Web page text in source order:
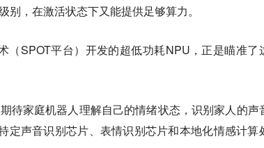
，在激活状态下又能提供足够算力。
（SPOT平台）开发的超低功耗NPU，正是瞄准了
待家庭机器人理解自己的情绪状态，识别家人的声
定声音识别芯片、表情识别芯片和本地化情感计算